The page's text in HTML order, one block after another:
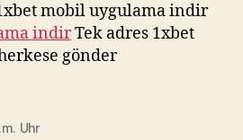
mobil uygulama indir
indirTek adres 1xbet
gönder
Uhr